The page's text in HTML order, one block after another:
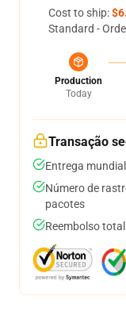
Cost to ship:
Standard -
Production
Today
Transação
Entrega
Número de
pacotes
Reembolso